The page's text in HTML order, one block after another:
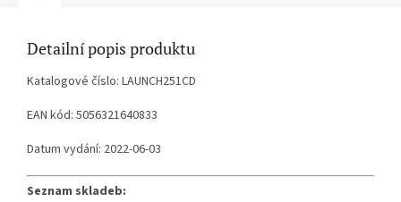
Detailní popis produktu
Katalogové číslo: LAUNCH251CD
EAN kód: 5056321640833
Datum vydání: 2022-06-03
Seznam skladeb: